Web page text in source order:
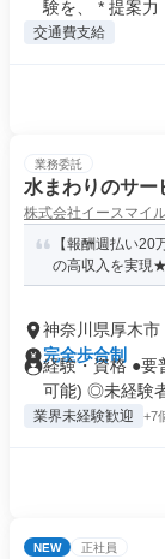
験を、 * 提案力
交通費支給
業務委託
水まわりのサー
株式会社イースマイ
【報酬週払い
の高収入を実現★
神奈川県厚木市
完全歩合制
経験・資格 ●
可能) ◎未経験者
業界未経験歓迎 +7
NEW 正社員